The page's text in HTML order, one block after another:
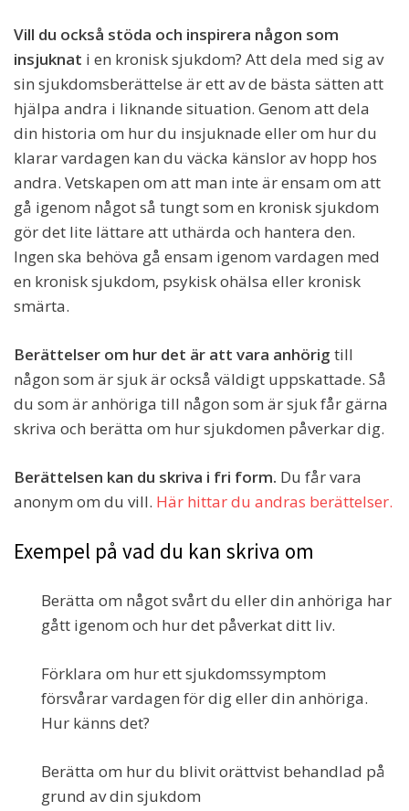
Vill du också stöda och inspirera någon som
insjuknat i en kronisk sjukdom? Att dela med sig av
sin sjukdomsberättelse är ett av de bästa sätten att
hjälpa andra i liknande situation. Genom att dela
din historia om hur du insjuknade eller om hur du
klarar vardagen kan du väcka känslor av hopp hos
andra. Vetskapen om att man inte är ensam om att
gå igenom något så tungt som en kronisk sjukdom
gör det lite lättare att uthärda och hantera den.
Ingen ska behöva gå ensam igenom vardagen med
en kronisk sjukdom, psykisk ohälsa eller kronisk
smärta.
Berättelser om hur det är att vara anhörig till
någon som är sjuk är också väldigt uppskattade. Så
du som är anhöriga till någon som är sjuk får gärna
skriva och berätta om hur sjukdomen påverkar dig.
Berättelsen kan du skriva i fri form. Du får vara
anonym om du vill. Här hittar du andras berättelser.
Exempel på vad du kan skriva om
Berätta om något svårt du eller din anhöriga har
gått igenom och hur det påverkat ditt liv.
Förklara om hur ett sjukdomssymptom
försvårar vardagen för dig eller din anhöriga.
Hur känns det?
Berätta om hur du blivit orättvist behandlad på
grund av din sjukdom